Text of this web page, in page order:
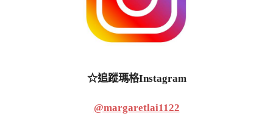
☆追蹤瑪格Instagram
@margaretlai1122